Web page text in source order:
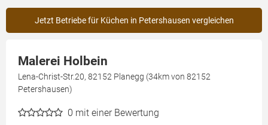
Jetzt Betriebe für Küchen in Petershausen vergleichen
Malerei Holbein
Lena-Christ-Str.20, 82152 Planegg (34km von 82152
Petershausen)
0 mit einer Bewertung